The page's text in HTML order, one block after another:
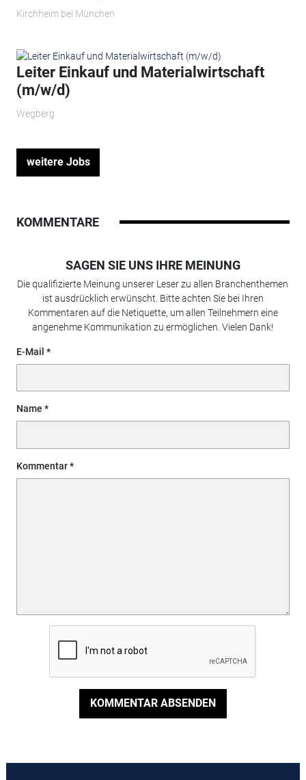
Kirchheim bei München
Leiter Einkauf und Materialwirtschaft
(m/w/d)
Wegberg
weitere Jobs
KOMMENTARE
SAGEN SIE UNS IHRE MEINUNG
Die qualifizierte Meinung unserer Leser zu allen Branchenthemen
ist ausdrücklich erwünscht. Bitte achten Sie bei Ihren
Kommentaren auf die Netiquette, um allen Teilnehmern eine
angenehme Kommunikation zu ermöglichen. Vielen Dank!
E-Mail
Name
Kommentar
KOMMENTAR ABSENDEN